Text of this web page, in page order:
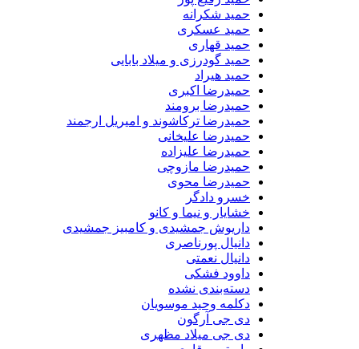
حمید شکرانه
حمید عسکری
حمید قهاری
حمید گودرزی و میلاد بابایی
حمید هیراد
حمیدرضا اکبری
حمیدرضا برومند
حمیدرضا ترکاشوند و امیریل ارجمند
حمیدرضا علیخانی
حمیدرضا علیزاده
حمیدرضا مازوچی
حمیدرضا محوی
خسرو دادگر
خشایار و نیما و کانو
داریوش جمشیدی و کامبیز جمشیدی
دانیال پورناصری
دانیال نعمتی
داوود فشکی
دسته‌بندی نشده
دکلمه وحید موسویان
دی جی آرگون
دی جی میلاد مظهری